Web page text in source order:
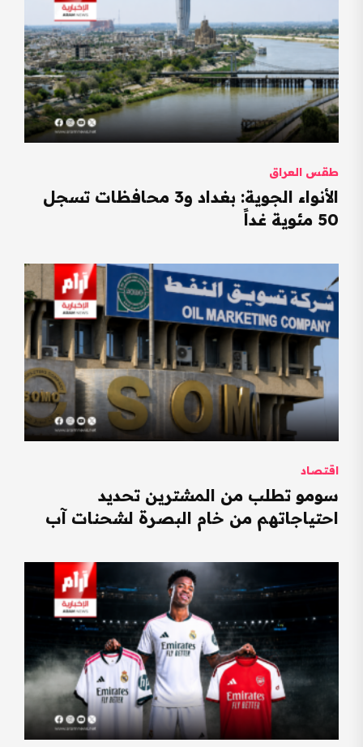
طقس العراق
الأنواء الجوية: بغداد و3 محافظات تسجل
50 مئوية غداً
اقتصاد
سومو تطلب من المشترين تحديد
احتياجاتهم من خام البصرة لشحنات آب